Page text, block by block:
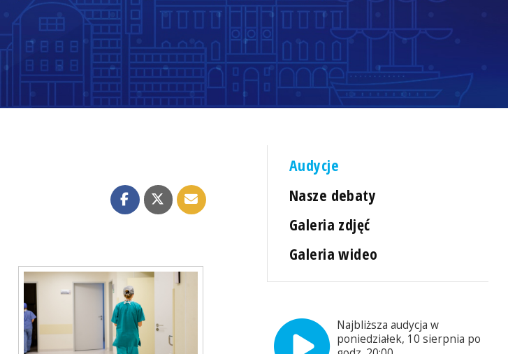
Audycje
Nasze debaty
Galeria zdjęć
Galeria wideo
Najbliższa audycja w
poniedziałek, 10 sierpnia po